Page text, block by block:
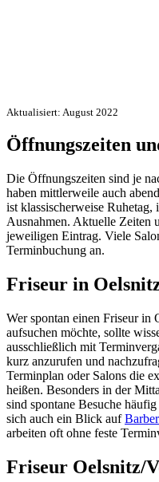
Aktualisiert: August 2022
Öffnungszeiten
Die Öffnungszeiten sind je
haben mittlerweile auch
ist klassischerweise Ruhetag,
Ausnahmen. Aktuelle Zeiten
jeweiligen Eintrag. Viele
Terminbuchung an.
Friseur in
Wer spontan einen Friseur in
aufsuchen möchte, sollte
ausschließlich mit
kurz anzurufen und
Terminplan oder Salons die
heißen. Besonders in der
sind spontane Besuche
sich auch ein Blick auf
arbeiten oft ohne feste
Friseur Oelsnitz/